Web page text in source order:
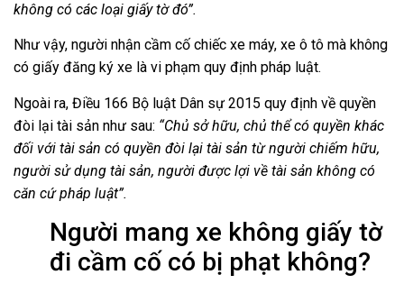
không có các loại giấy tờ đó”.
Như vậy, người nhận cầm cố chiếc xe máy, xe ô tô mà không
có giấy đăng ký xe là vi phạm quy định pháp luật.
Ngoài ra, Điều 166 Bộ luật Dân sự 2015 quy định về quyền
đòi lại tài sản như sau: “Chủ sở hữu, chủ thể có quyền khác
đối với tài sản có quyền đòi lại tài sản từ người chiếm hữu,
người sử dụng tài sản, người được lợi về tài sản không có
căn cứ pháp luật”.
Người mang xe không giấy tờ
đi cầm cố có bị phạt không?